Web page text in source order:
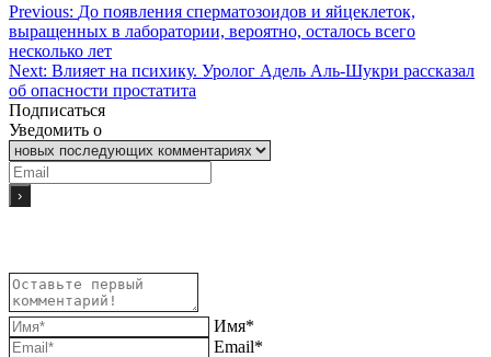
Previous: До появления сперматозоидов и яйцеклеток,
выращенных в лаборатории, вероятно, осталось всего
несколько лет
Next: Влияет на психику. Уролог Адель Аль-Шукри рассказал
об опасности простатита
Подписаться
Уведомить о
Имя*
Email*